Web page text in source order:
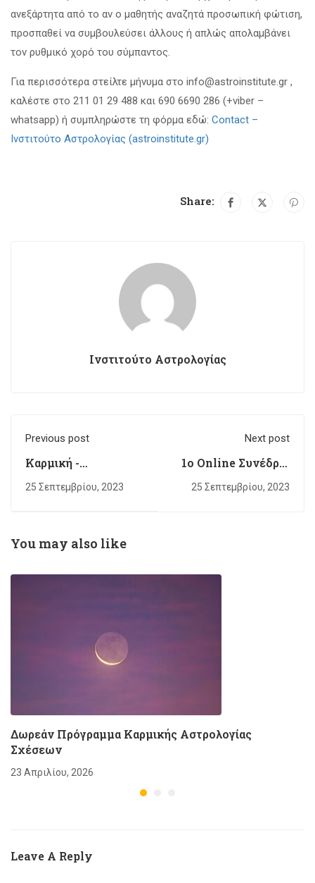
ανεξάρτητα από το αν ο μαθητής αναζητά προσωπική φώτιση,
προσπαθεί να συμβουλεύσει άλλους ή απλώς απολαμβάνει
τον ρυθμικό χορό του σύμπαντος.
Για περισσότερα στείλτε μήνυμα στο info@astroinstitute.gr ,
καλέστε στο 211 01 29 488 και 690 6690 286 (+viber –
whatsapp) ή συμπληρώστε τη φόρμα εδώ: Contact –
Ινστιτούτο Αστρολογίας (astroinstitute.gr)
Share:
Ινστιτούτο Αστρολογίας
Previous post
Καρμική -
Αστρολογία
25 Σεπτεμβρίου, 2023
Next post
1ο Online Συνέδριο
Αστρολογίας
25 Σεπτεμβρίου, 2023
You may also like
Δωρεάν Πρόγραμμα Καρμικής Αστρολογίας
Σχέσεων
23 Απριλίου, 2026
Leave A Reply